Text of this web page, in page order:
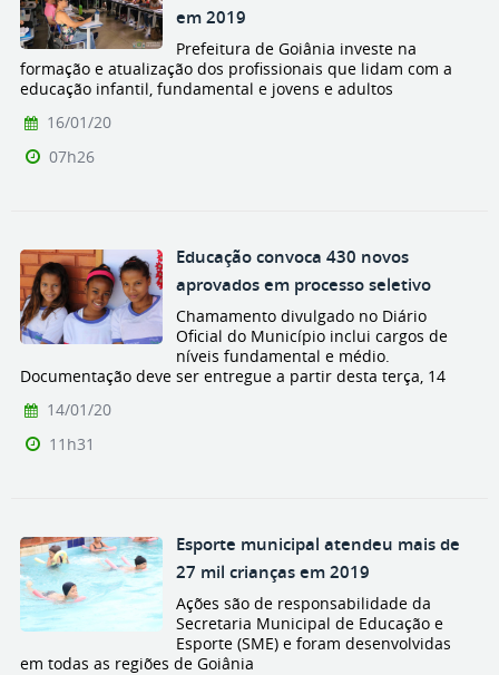
em 2019
Prefeitura de Goiânia investe na
formação e atualização dos profissionais que lidam com a
educação infantil, fundamental e jovens e adultos
16/01/20
07h26
Educação convoca 430 novos
aprovados em processo seletivo
Chamamento divulgado no Diário
Oficial do Município inclui cargos de
níveis fundamental e médio.
Documentação deve ser entregue a partir desta terça, 14
14/01/20
11h31
Esporte municipal atendeu mais de
27 mil crianças em 2019
Ações são de responsabilidade da
Secretaria Municipal de Educação e
Esporte (SME) e foram desenvolvidas
em todas as regiões de Goiânia